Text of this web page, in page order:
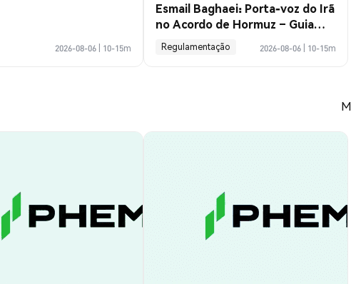
2026-08-06 10-15m
Esmail Baghaei: Porta-voz do Irã
no Acordo de Hormuz – Guia
Completo
Regulamentação 2026-08-06 10-15m